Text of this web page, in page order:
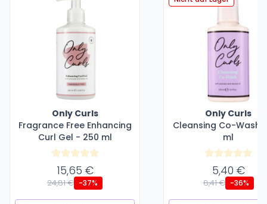
Only Curls
Fragrance Free Enhancing
Curl Gel - 250 ml
15,65 €
24,81 € -37%
Only Curls
Cleansing Co-Wash
ml
5,40 €
8,41 € -36%